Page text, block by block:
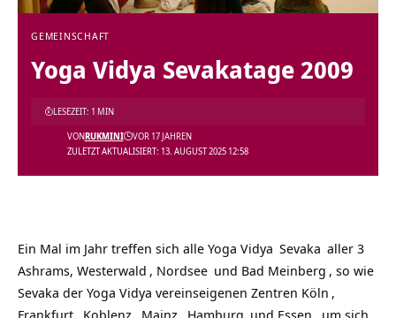
GEMEINSCHAFT
Yoga Vidya Sevakatage 2009
ZULETZT AKTUALISIERT: 13. AUGUST 2025 12:58
VONRUKMINI VOR 17 JAHREN
LESEZEIT: 1 MIN
Ein Mal im Jahr treffen sich alle Yoga Vidya Sevaka aller 3
Ashrams, Westerwald , Nordsee und Bad Meinberg , so wie
Sevaka der Yoga Vidya vereinseigenen Zentren Köln ,
Frankfurt , Koblenz , Mainz , Hamburg und Essen , um sich